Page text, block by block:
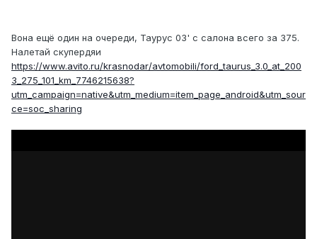
Вона ещё один на очереди, Таурус 03' с салона всего за 375.
Налетай скупердяи
https://www.avito.ru/krasnodar/avtomobili/ford_taurus_3.0_at_200
3_275_101_km_7746215638?
utm_campaign=native&utm_medium=item_page_android&utm_sour
ce=soc_sharing